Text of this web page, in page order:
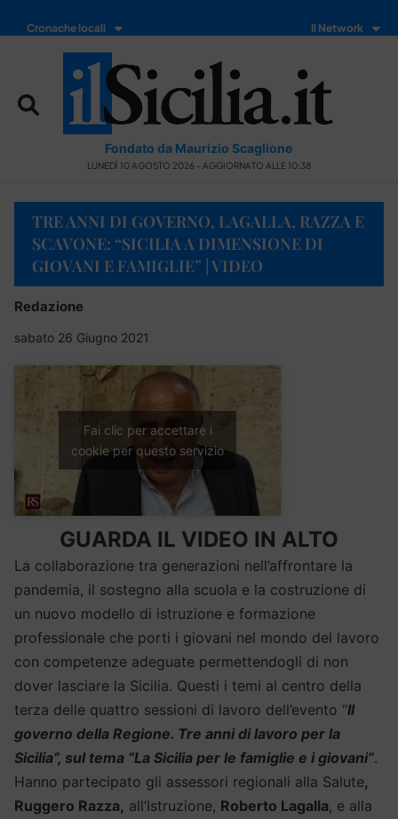
Cronache locali Il Network
Fondato da Maurizio Scaglione
LUNEDÌ 10 AGOSTO 2026 - AGGIORNATO ALLE 10:38
TRE ANNI DI GOVERNO, LAGALLA, RAZZA E
SCAVONE: “SICILIA A DIMENSIONE DI
GIOVANI E FAMIGLIE” | VIDEO
Redazione
sabato 26 Giugno 2021
Fai clic per accettare i
cookie per questo servizio
GUARDA IL VIDEO IN ALTO
La collaborazione tra generazioni nell’affrontare la
pandemia, il sostegno alla scuola e la costruzione di
un nuovo modello di istruzione e formazione
professionale che porti i giovani nel mondo del lavoro
con competenze adeguate permettendogli di non
dover lasciare la Sicilia. Questi i temi al centro della
terza delle quattro sessioni di lavoro dell’evento “Il
governo della Regione. Tre anni di lavoro per la
Sicilia”, sul tema “La Sicilia per le famiglie e i giovani”.
Hanno partecipato gli assessori regionali alla Salute,
Ruggero Razza, all’Istruzione, Roberto Lagalla, e alla